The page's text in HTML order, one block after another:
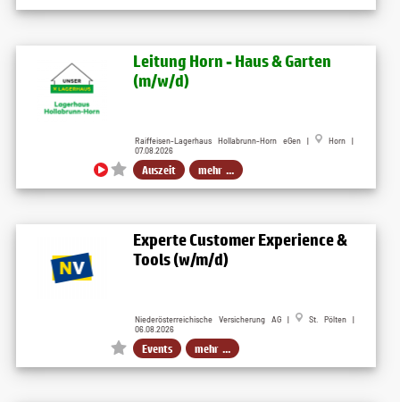
Leitung Horn - Haus & Garten
(m/w/d)
Raiffeisen-Lagerhaus Hollabrunn-Horn eGen |
Horn |
07.08.2026
Auszeit mehr ...
Experte Customer Experience &
Tools (w/m/d)
Niederösterreichische Versicherung AG |
St. Pölten |
06.08.2026
Events mehr ...